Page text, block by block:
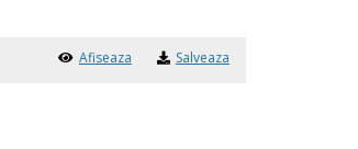
Afiseaza Salveaza